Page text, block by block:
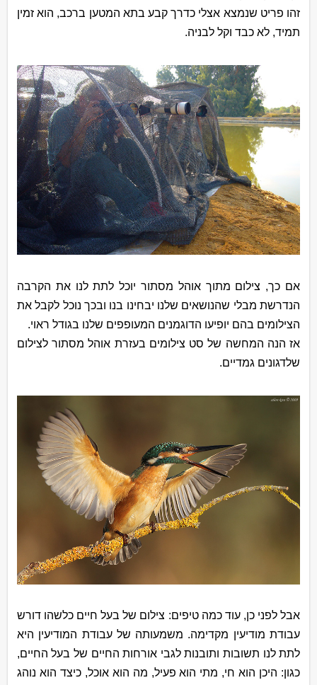
זהו פריט שנמצא אצלי כדרך קבע בתא המטען ברכב, הוא זמין
תמיד, לא כבד וקל לבניה.
אם כך, צילום מתוך אוהל מסתור יוכל לתת לנו את הקרבה
הנדרשת מבלי שהנושאים שלנו יבחינו בנו ובכך נוכל לקבל את
הצילומים בהם יופיעו הדוגמנים המעופפים שלנו בגודל ראוי.
אז הנה המחשה של סט צילומים בעזרת אוהל מסתור לצילום
שלדגונים גמדיים.
אבל לפני כן, עוד כמה טיפים: צילום של בעל חיים כלשהו דורש
עבודת מודיעין מקדימה. משמעותה של עבודת המודיעין היא
לתת לנו תשובות ותובנות לגבי אורחות החיים של בעל החיים,
כגון: היכן הוא חי, מתי הוא פעיל, מה הוא אוכל, כיצד הוא נוהג